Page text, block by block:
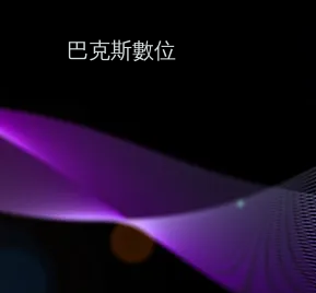
巴克斯數位